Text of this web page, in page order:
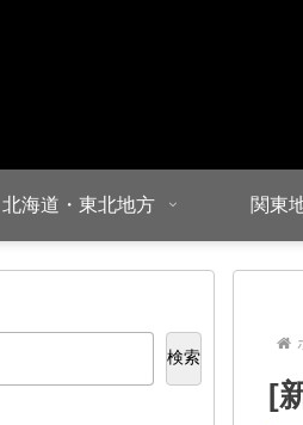
北海道・東北地方 関東
[
検索